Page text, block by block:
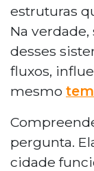
estruturas
Na
desses
fluxos,
mesmo
pergunta.
cidade